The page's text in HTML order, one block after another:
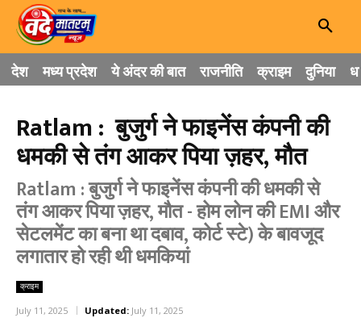
देश मध्य प्रदेश ये अंदर की बात राजनीति क्राइम दुनिया
Ratlam : बुजुर्ग ने फाइनेंस कंपनी की
धमकी से तंग आकर पिया ज़हर, मौत
Ratlam : बुजुर्ग ने फाइनेंस कंपनी की धमकी से
तंग आकर पिया ज़हर, मौत - होम लोन की EMI और
सेटलमेंट का बना था दबाव, कोर्ट स्टे) के बावजूद
लगातार हो रही थी धमकियां
क्राइम
July 11, 2025 Updated: July 11, 2025